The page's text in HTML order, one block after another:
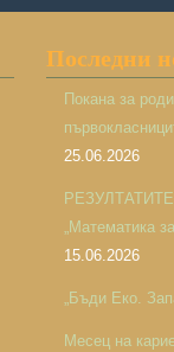
Последни
Покана за
25.06.2026
РЕЗУЛТАТИТЕ
„Математика
15.06.2026
„Бъди Еко.
Месец на